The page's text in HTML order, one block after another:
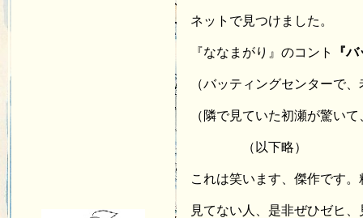
ネットで見つけました。
『ななまがり』のコント 『
（バッティングセンターで、
（隣で見ていた初瀬が驚いて
（以下略）
これは笑います、傑作です。
見てない人、是非ぜひゼヒ、